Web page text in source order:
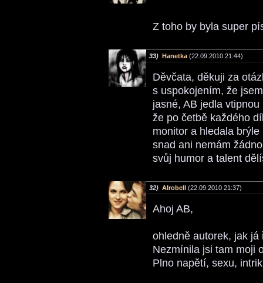
Z toho by byla super
33) Hanetka(22.09.2010 21:44)
Děvčata, děkuji za
s uspokojením, že
jasné, AB jedla
že po četbě každého
monitor a hledala
snad ani nemám
svůj humor a talent
32) Alrobell (22.09.2010 21:37)
Ahoj AB,
ohledně autorek, jak
Nezmínila jsi tam moji
Plno napětí, sexu,